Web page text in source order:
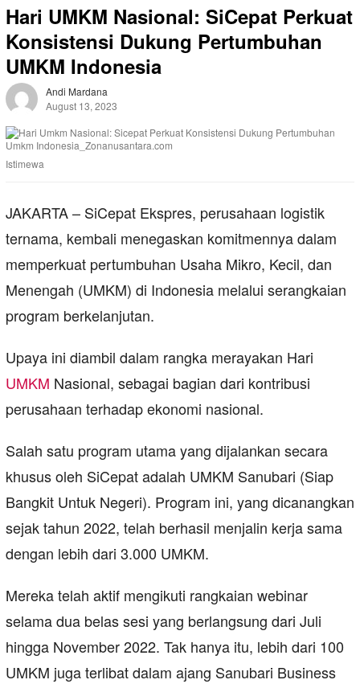
Hari UMKM Nasional: SiCepat Perkuat
Konsistensi Dukung Pertumbuhan
UMKM Indonesia
Andi Mardana
August 13, 2023
Istimewa
JAKARTA – SiCepat Ekspres, perusahaan logistik
ternama, kembali menegaskan komitmennya dalam
memperkuat pertumbuhan Usaha Mikro, Kecil, dan
Menengah (UMKM) di Indonesia melalui serangkaian
program berkelanjutan.
Upaya ini diambil dalam rangka merayakan Hari
UMKM Nasional, sebagai bagian dari kontribusi
perusahaan terhadap ekonomi nasional.
Salah satu program utama yang dijalankan secara
khusus oleh SiCepat adalah UMKM Sanubari (Siap
Bangkit Untuk Negeri). Program ini, yang dicanangkan
sejak tahun 2022, telah berhasil menjalin kerja sama
dengan lebih dari 3.000 UMKM.
Mereka telah aktif mengikuti rangkaian webinar
selama dua belas sesi yang berlangsung dari Juli
hingga November 2022. Tak hanya itu, lebih dari 100
UMKM juga terlibat dalam ajang Sanubari Business